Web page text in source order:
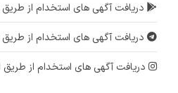
نیروی ثبت اطلاعات و بسته
تهران
دریافت آگهی های استخدام از طریق
دریافت آگهی های استخدام از طریق
دریافت آگهی های استخدام از طریق